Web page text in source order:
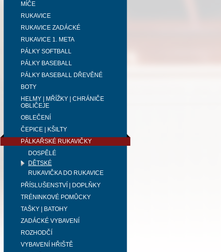
MÍČE
RUKAVICE
RUKAVICE ZADÁCKÉ
RUKAVICE 1. META
PÁLKY SOFTBALL
PÁLKY BASEBALL
PÁLKY BASEBALL DŘEVĚNÉ
BOTY
HELMY | MŘÍŽKY | CHRÁNIČE
OBLIČEJE
OBLEČENÍ
ČEPICE | KŠILTY
PÁLKAŘSKÉ RUKAVIČKY
DOSPĚLÉ
DĚTSKÉ
RUKAVIČKA DO RUKAVICE
PŘÍSLUŠENSTVÍ | DOPLŇKY
TRÉNINKOVÉ POMŮCKY
TAŠKY | BATOHY
ZADÁCKÉ VYBAVENÍ
ROZHODČÍ
VYBAVENÍ HŘIŠTĚ